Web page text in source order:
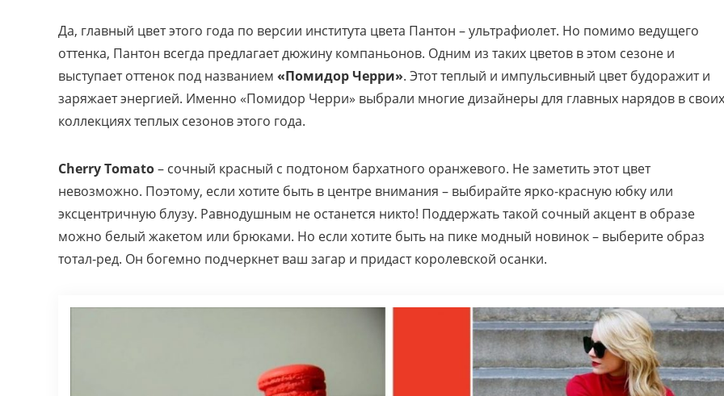
Да, главный цвет этого года по версии института цвета Пантон – ультрафиолет. Но помимо ведущего
оттенка, Пантон всегда предлагает дюжину компаньонов. Одним из таких цветов в этом сезоне и
выступает оттенок под названием «Помидор Черри». Этот теплый и импульсивный цвет будоражит и
заряжает энергией. Именно «Помидор Черри» выбрали многие дизайнеры для главных нарядов в своих
коллекциях теплых сезонов этого года.
Cherry Tomato– сочный красный с подтоном бархатного оранжевого. Не заметить этот цвет
невозможно. Поэтому, если хотите быть в центре внимания – выбирайте ярко-красную юбку или
эксцентричную блузу. Равнодушным не останется никто! Поддержать такой сочный акцент в образе
можно белый жакетом или брюками. Но если хотите быть на пике модный новинок – выберите образ
тотал-ред. Он богемно подчеркнет ваш загар и придаст королевской осанки.